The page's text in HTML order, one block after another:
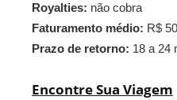
Royalties: não cobra
Faturamento médio: R$
Prazo de retorno: 18 a 24
Encontre Sua Viagem